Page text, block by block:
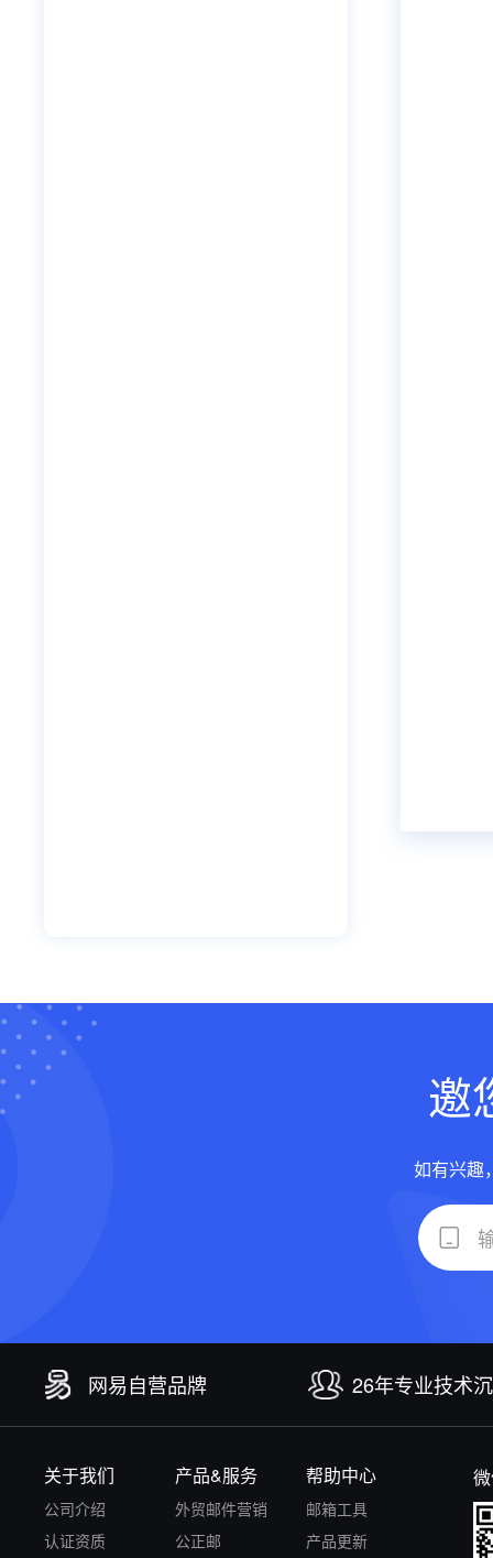
邀
如有兴趣
网易自营品牌 26年专业技术
关于我们
公司介绍
认证资质
产品&服务
外贸邮件营销
公正邮
帮助中心
邮箱工具
产品更新